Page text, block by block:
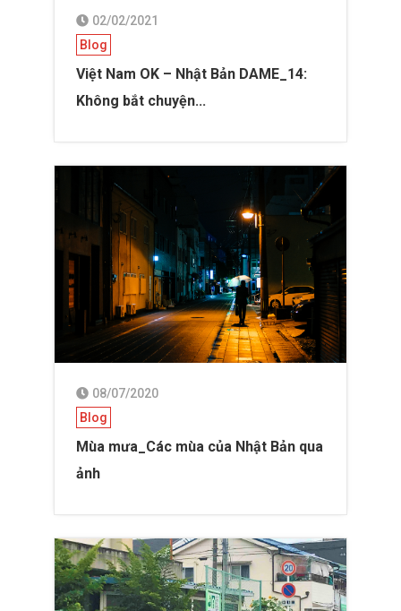
02/02/2021
Blog
Việt Nam OK – Nhật Bản DAME_14:
Không bắt chuyện...
08/07/2020
Blog
Mùa mưa_Các mùa của Nhật Bản qua
ảnh